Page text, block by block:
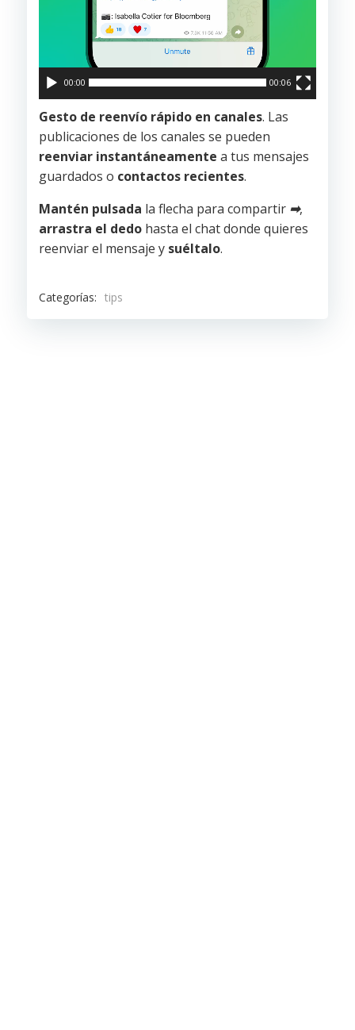
00:00 00:06
Gesto de reenvío rápido en canales. Las
publicaciones de los canales se pueden
reenviar instantáneamente a tus mensajes
guardados o contactos recientes.
Mantén pulsada la flecha para compartir ➡,
arrastra el dedo hasta el chat donde quieres
reenviar el mensaje y suéltalo.
Categorías: tips